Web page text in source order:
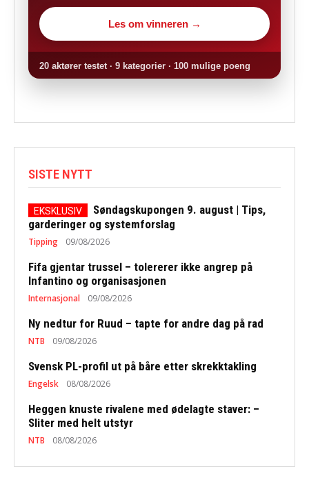
Les om vinneren →
20 aktører testet · 9 kategorier · 100 mulige poeng
SISTE NYTT
Søndagskupongen 9. august | Tips,
garderinger og systemforslag
Tipping 09/08/2026
Fifa gjentar trussel – tolererer ikke angrep på
Infantino og organisasjonen
Internasjonal 09/08/2026
Ny nedtur for Ruud – tapte for andre dag på rad
NTB 09/08/2026
Svensk PL-profil ut på båre etter skrekktakling
Engelsk 08/08/2026
Heggen knuste rivalene med ødelagte staver: –
Sliter med helt utstyr
NTB 08/08/2026